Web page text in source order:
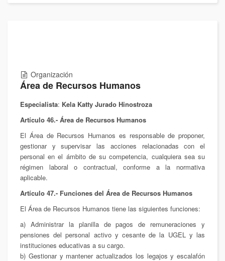
Organización
Área de Recursos Humanos
Especialista: Kela Katty Jurado Hinostroza
Artículo 46.- Área de Recursos Humanos
El Área de Recursos Humanos es responsable de proponer,
gestionar y supervisar las acciones relacionadas con el
personal en el ámbito de su competencia, cualquiera sea su
régimen laboral o contractual, conforme a la normativa
aplicable.
Artículo 47.- Funciones del Área de Recursos Humanos
El Área de Recursos Humanos tiene las siguientes funciones:
a) Administrar la planilla de pagos de remuneraciones y
pensiones del personal activo y cesante de la UGEL y las
instituciones educativas a su cargo.
b) Gestionar y mantener actualizados los legajos y escalafón